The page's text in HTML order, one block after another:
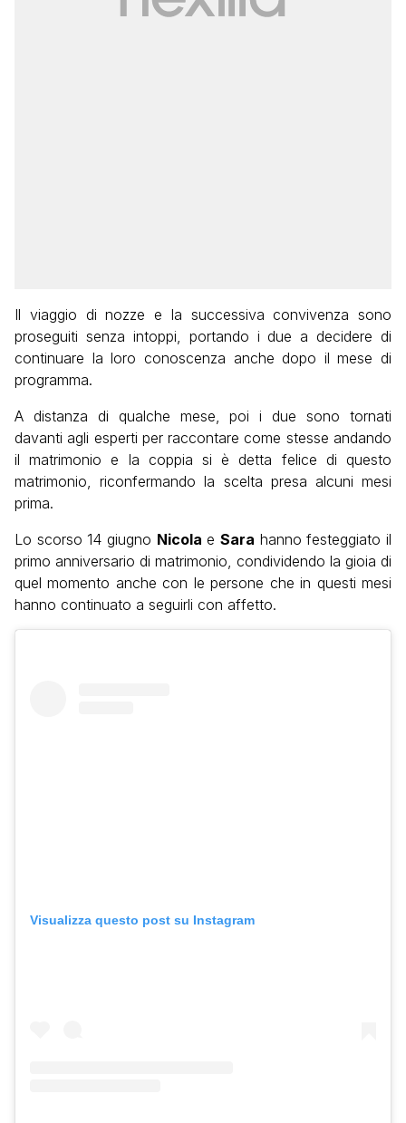
Il viaggio di nozze e la successiva convivenza sono
proseguiti senza intoppi, portando i due a decidere di
continuare la loro conoscenza anche dopo il mese di
programma.
A distanza di qualche mese, poi i due sono tornati
davanti agli esperti per raccontare come stesse andando
il matrimonio e la coppia si è detta felice di questo
matrimonio, riconfermando la scelta presa alcuni mesi
prima.
Lo scorso 14 giugno Nicola eSara hanno festeggiato il
primo anniversario di matrimonio, condividendo la gioia di
quel momento anche con le persone che in questi mesi
hanno continuato a seguirli con affetto.
Visualizza questo post su Instagram